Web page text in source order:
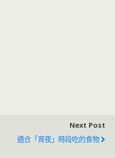
Next Post
適合「宵夜」時段吃的食物